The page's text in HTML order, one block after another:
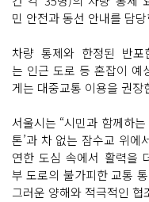
민 안전과 동선 안내를 담
차량 통제와 한정된 반포
는 인근 도로 등 혼잡이 예
게는 대중교통 이용을 권장
서울시는 “시민과 함께하
톤’과 차 없는 잠수교 위에
연한 도심 속에서 활력을
부 도로의 불가피한 교통
그러운 양해와 적극적인 협